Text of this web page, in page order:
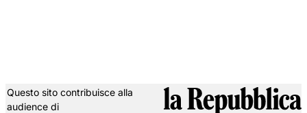
Questo sito contribuisce alla
audience di